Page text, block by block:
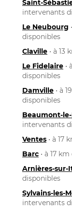
Saint-
intervenants
Le Neubourg
disponibles
Claville • à 13
Le Fidelaire •
disponibles
Damville • à
disponibles
Beaumont-
intervenants
Ventes • à 17
Barc • à 17
Arnières-sur-
disponibles
Sylvains-les-
intervenants